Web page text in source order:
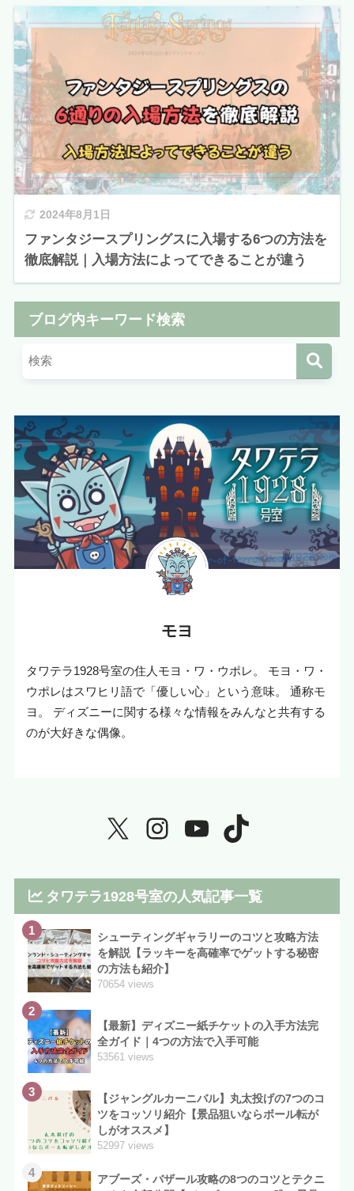
2024年8月1日
ファンタジースプリングスに入場する6つの方法を
徹底解説｜入場方法によってできることが違う
ブログ内キーワード検索
モヨ
タワテラ1928号室の住人モヨ・ワ・ウポレ。 モヨ・ワ・
ウポレはスワヒリ語で「優しい心」という意味。 通称モ
ヨ。 ディズニーに関する様々な情報をみんなと共有する
のが大好きな偶像。
タワテラ1928号室の人気記事一覧
1
シューティングギャラリーのコツと攻略方法
を解説【ラッキーを高確率でゲットする秘密
の方法も紹介】
70654 views
2
【最新】ディズニー紙チケットの入手方法完
全ガイド｜4つの方法で入手可能
53561 views
3
【ジャングルカーニバル】丸太投げの7つのコ
ツをコッソリ紹介【景品狙いならボール転が
しがオススメ】
52997 views
4
アブーズ・バザール攻略の8つのコツとテクニ